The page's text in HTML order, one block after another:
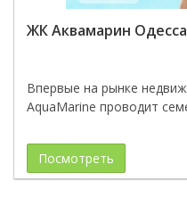
ЖК Аквамарин Одесса
Впервые на рынке
AquaMarine проводит
Посмотреть